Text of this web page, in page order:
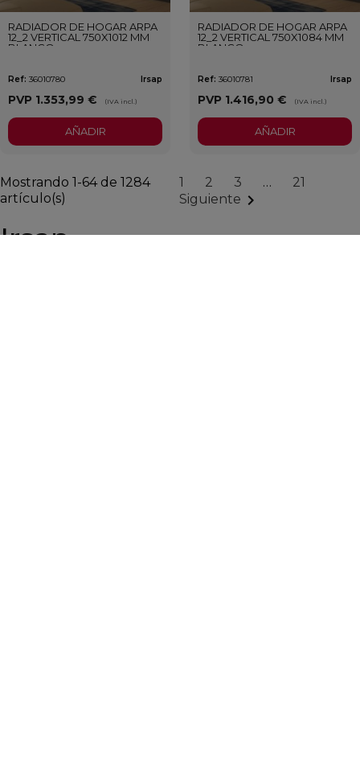
RADIADOR DE HOGAR ARPA
12_2 VERTICAL 750X1012 MM
BLANCO
Ref: 36010780 Irsap
PVP 1.353,99 € (IVA incl.)
AÑADIR
RADIADOR DE HOGAR ARPA
12_2 VERTICAL 750X1084 MM
BLANCO
Ref: 36010781 Irsap
PVP 1.416,90 € (IVA incl.)
AÑADIR
Mostrando 1-64 de 1284
artículo(s)
1 2 3 …
21
Siguiente 
Irsap